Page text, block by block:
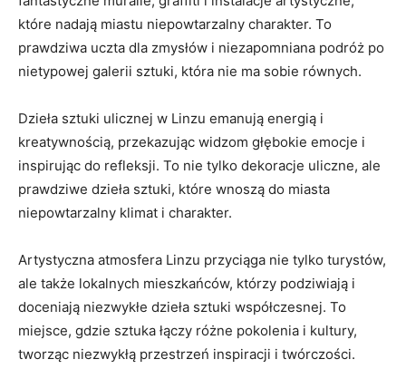
które nadają miastu niepowtarzalny​ charakter. To
prawdziwa​ uczta‌ dla zmysłów i niezapomniana podróż po
nietypowej galerii sztuki, która nie ma‌ sobie równych.
Dzieła ‌sztuki ulicznej w Linzu emanują energią i
kreatywnością, przekazując widzom głębokie⁤ emocje i
inspirując do⁣ refleksji.⁢ To⁢ nie tylko dekoracje⁣ uliczne, ale
prawdziwe dzieła sztuki, które⁤ wnoszą do miasta
niepowtarzalny klimat ​i charakter.
Artystyczna atmosfera Linzu ‍przyciąga nie tylko turystów,
ale także lokalnych mieszkańców, którzy podziwiają i
doceniają niezwykłe dzieła⁣ sztuki współczesnej. To
miejsce, gdzie sztuka łączy różne pokolenia i kultury,
tworząc niezwykłą przestrzeń inspiracji i twórczości.